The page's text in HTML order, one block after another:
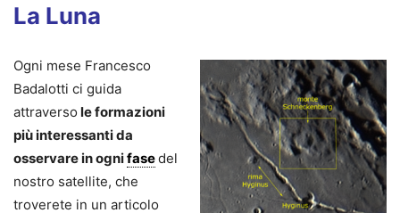
La Luna
Ogni mese Francesco
Badalotti ci guida
attraverso le formazioni
più interessanti da
osservare in ognifasedel
nostro satellite, che
troverete in un articolo